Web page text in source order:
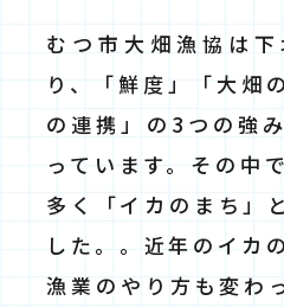
むつ市大畑漁協は
り、「鮮度」「大畑
の連携」の3つの強
っています。その中
多く「イカのまち」
した。。近年のイカ
漁業のやり方も変わ